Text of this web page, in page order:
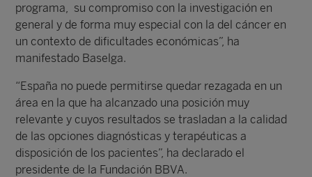
programa, su compromiso con la investigación en
general y de forma muy especial con la del cáncer en
un contexto de dificultades económicas”, ha
manifestado Baselga.
“España no puede permitirse quedar rezagada en un
área en la que ha alcanzado una posición muy
relevante y cuyos resultados se trasladan a la calidad
de las opciones diagnósticas y terapéuticas a
disposición de los pacientes”, ha declarado el
presidente de la Fundación BBVA.